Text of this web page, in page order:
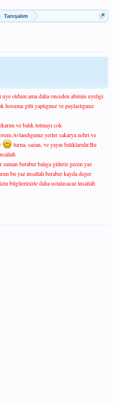
Tanışalım
uye oldum ama daha onceden abimin uyeligi
gitti yaptıgınız ve paylastıgınız
ve balık tutmayı cok
yerler sakarya nehri ve
turna, sazan, ve yayın balıklarıdır.Bu
beraber balıga gideriz gecen yaz
bu yaz insallah beraber kayda deger
bilgilerinizle daha ustalasacaz insallah